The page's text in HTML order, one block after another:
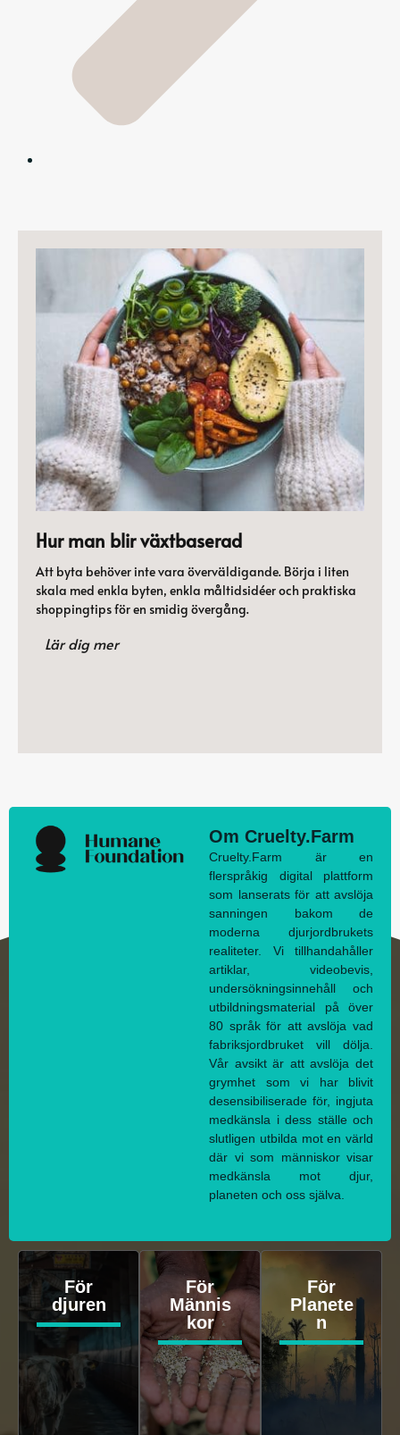
Hur man blir växtbaserad
Att byta behöver inte vara överväldigande. Börja i liten
skala med enkla byten, enkla måltidsidéer och praktiska
shoppingtips för en smidig övergång.
Lär dig mer
Om Cruelty.Farm
Cruelty.Farm är en
flerspråkig digital plattform
som lanserats för att avslöja
sanningen bakom de
moderna djurjordbrukets
realiteter. Vi tillhandahåller
artiklar, videobevis,
undersökningsinnehåll och
utbildningsmaterial på över
80 språk för att avslöja vad
fabriksjordbruket vill dölja.
Vår avsikt är att avslöja det
grymhet som vi har blivit
desensibiliserade för, ingjuta
medkänsla i dess ställe och
slutligen utbilda mot en värld
där vi som människor visar
medkänsla mot djur,
planeten och oss själva.
För
djuren
För
Männis
kor
För
Planete
n